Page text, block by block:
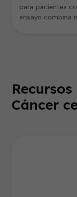
para pacientes
ensayo combina
Cáncer